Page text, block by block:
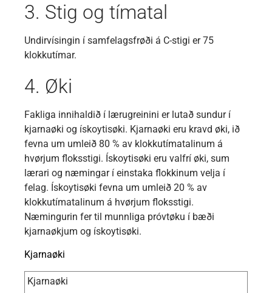
3. Stig og tímatal
Undirvísingin í samfelagsfrøði á C-stigi er 75
klokkutímar.
4. Øki
Fakliga innihaldið í lærugreinini er lutað sundur í
kjarnaøki og ískoytisøki. Kjarnaøki eru kravd øki, ið
fevna um umleið 80 % av klokkutímatalinum á
hvørjum floksstigi. Ískoytisøki eru valfrí øki, sum
lærari og næmingar í einstaka flokkinum velja í
felag. Ískoytisøki fevna um umleið 20 % av
klokkutímatalinum á hvørjum floksstigi.
Næmingurin fer til munnliga próvtøku í bæði
kjarnaøkjum og ískoytisøki.
Kjarnaøki
Kjarnaøki